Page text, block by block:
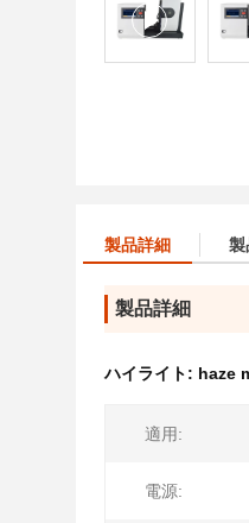
製品詳細 製
製品詳細
ハイライト: haze
適用:
電源: